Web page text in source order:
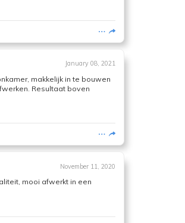
January 08, 2021
makkelijk in te bouwen
Resultaat boven
November 11, 2020
mooi afwerkt in een